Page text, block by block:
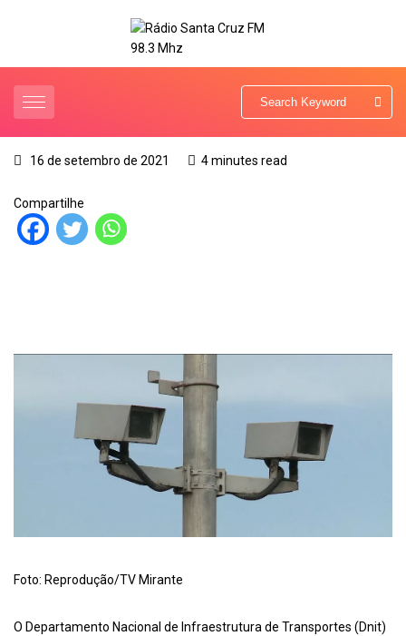
16 de setembro de 2021 4 minutes read
Compartilhe
Foto: Reprodução/TV Mirante
O Departamento Nacional de Infraestrutura de Transportes (Dnit)